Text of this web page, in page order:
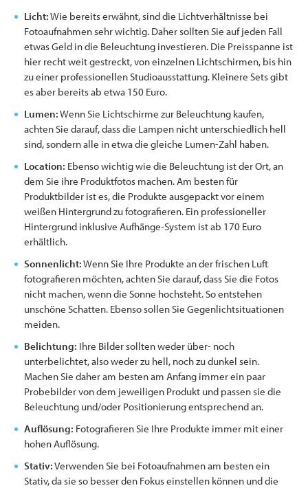
Licht:Wie bereits erwähnt, sind die Lichtverhältnisse bei
Fotoaufnahmen sehr wichtig. Daher sollten Sie auf jeden Fall
etwas Geld in die Beleuchtung investieren. Die Preisspanne ist
hier recht weit gestreckt, von einzelnen Lichtschirmen, bis hin
zu einer professionellen Studioausstattung. Kleinere Sets gibt
es aber bereits ab etwa 150 Euro.
Lumen:Wenn Sie Lichtschirme zur Beleuchtung kaufen,
achten Sie darauf, dass die Lampen nicht unterschiedlich hell
sind, sondern alle in etwa die gleiche Lumen-Zahl haben.
Location: Ebenso wichtig wie die Beleuchtung ist der Ort, an
dem Sie ihre Produktfotos machen. Am besten für
Produktbilder ist es, die Produkte ausgepackt vor einem
weißen Hintergrund zu fotografieren. Ein professioneller
Hintergrund inklusive Aufhänge-System ist ab 170 Euro
erhältlich.
Sonnenlicht:Wenn Sie Ihre Produkte an der frischen Luft
fotografieren möchten, achten Sie darauf, dass Sie die Fotos
nicht machen, wenn die Sonne hochsteht. So entstehen
unschöne Schatten. Ebenso sollen Sie Gegenlichtsituationen
meiden.
Belichtung: Ihre Bilder sollten weder über- noch
unterbelichtet, also weder zu hell, noch zu dunkel sein.
Machen Sie daher am besten am Anfang immer ein paar
Probebilder von dem jeweiligen Produkt und passen sie die
Beleuchtung und/oder Positionierung entsprechend an.
Auflösung: Fotografieren Sie Ihre Produkte immer mit einer
hohen Auflösung.
Stativ:Verwenden Sie bei Fotoaufnahmen am besten ein
Stativ, da sie so besser den Fokus einstellen können und die